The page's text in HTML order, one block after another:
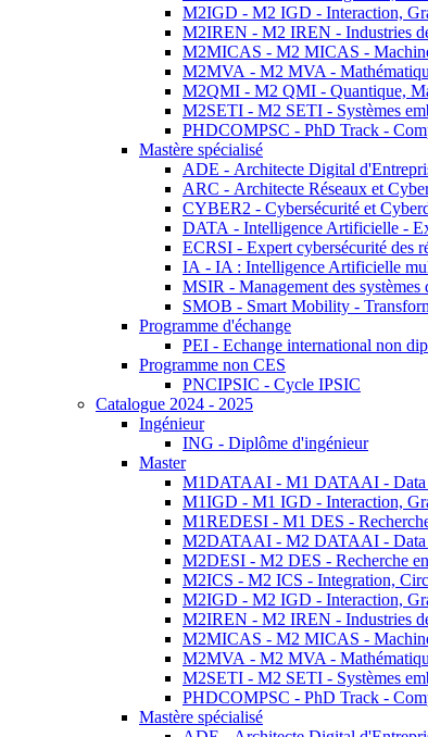
M2IGD - M2 IGD - Interaction,
M2IREN - M2 IREN - Industries
M2MICAS - M2 MICAS -
M2MVA - M2 MVA -
M2QMI - M2 QMI - Quantique,
M2SETI - M2 SETI - Systèmes
PHDCOMPSC - PhD Track -
Mastère spécialisé
ADE - Architecte Digital
ARC - Architecte Réseaux et
CYBER2 - Cybersécurité et
DATA - Intelligence Artificielle -
ECRSI - Expert cybersécurité des
IA - IA : Intelligence Artificielle
MSIR - Management des
SMOB - Smart Mobility -
Programme d'échange
PEI - Echange international non
Programme non CES
PNCIPSIC - Cycle IPSIC
Catalogue 2024 - 2025
Ingénieur
ING - Diplôme d'ingénieur
Master
M1DATAAI - M1 DATAAI - Data
M1IGD - M1 IGD - Interaction,
M1REDESI - M1 DES -
M2DATAAI - M2 DATAAI - Data
M2DESI - M2 DES - Recherche
M2ICS - M2 ICS - Integration,
M2IGD - M2 IGD - Interaction,
M2IREN - M2 IREN - Industries
M2MICAS - M2 MICAS -
M2MVA - M2 MVA -
M2SETI - M2 SETI - Systèmes
PHDCOMPSC - PhD Track -
Mastère spécialisé